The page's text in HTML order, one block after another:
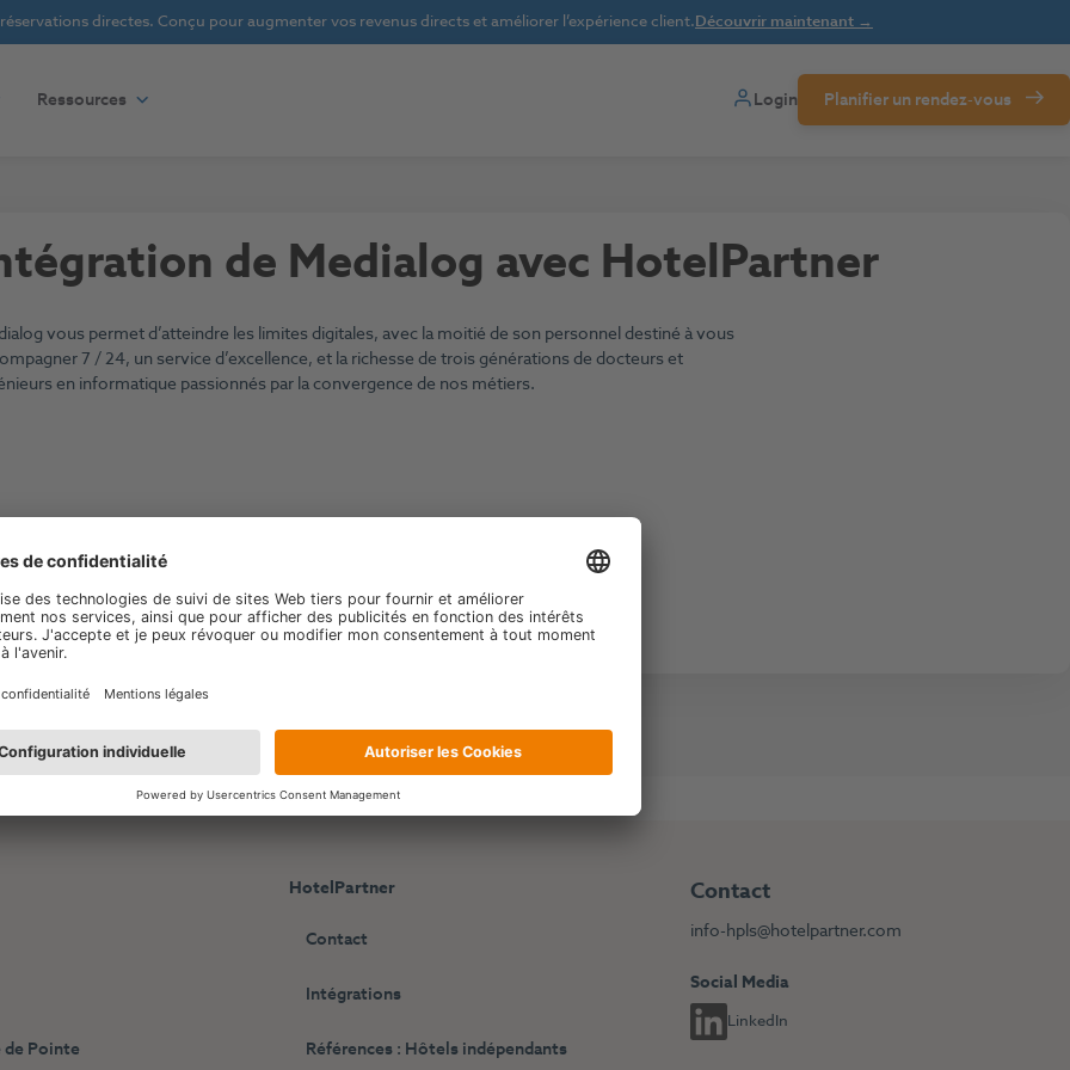
directes. Conçu pour augmenter vos revenus directs et améliorer l’expérience client.Découvrir maintenant →
Ressources Login Planifier un rendez-vous
de Medialog avec HotelPartner
vous permet d’atteindre les limites digitales, avec la moitié de son personnel destiné à vous
7 / 24, un service d’excellence, et la richesse de trois générations de docteurs et
en informatique passionnés par la convergence de nos métiers.
Pointe
HotelPartner
Contact
Intégrations
Références : Hôtels indépendants
Contact
info-hpls@hotelpartner.com
Social Media
LinkedIn